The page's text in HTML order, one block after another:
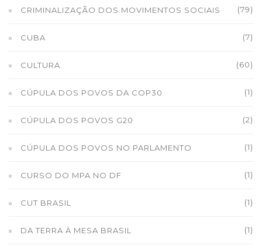
CRIMINALIZAÇÃO DOS MOVIMENTOS SOCIAIS (79)
CUBA (7)
CULTURA (60)
CÚPULA DOS POVOS DA COP30 (1)
CÚPULA DOS POVOS G20 (2)
CÚPULA DOS POVOS NO PARLAMENTO (1)
CURSO DO MPA NO DF (1)
CUT BRASIL (1)
DA TERRA À MESA BRASIL (1)